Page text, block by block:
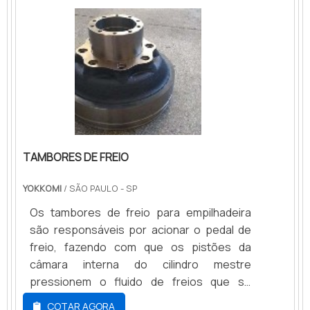
necessidade..
TAMBORES DE FREIO
YOKKOMI / SÃO PAULO - SP
Os tambores de freio para empilhadeira
são responsáveis por acionar o pedal de
freio, fazendo com que os pistões da
câmara interna do cilindro mestre
pressionem o fluido de freios que se
dispersa por todo o sistema hidráulico
COTAR AGORA